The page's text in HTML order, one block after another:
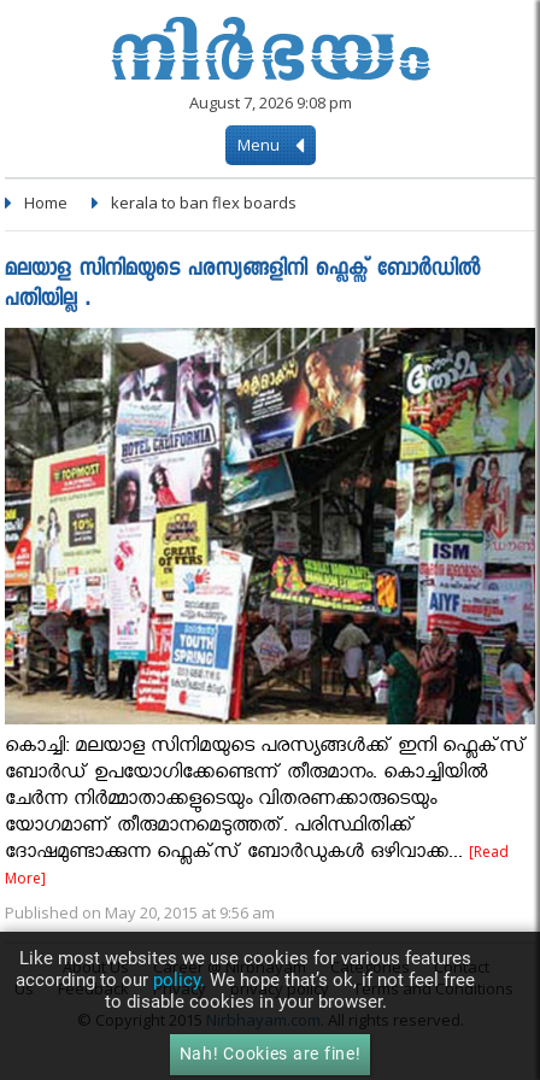
August 7, 2026 9:08 pm
Menu
Home kerala to ban flex boards
മലയാള സിനിമയുടെ പരസ്യങ്ങളിനി ഫ്ലെക്സ് ബോർഡിൽ
പതിയില്ല .
കൊച്ചി: മലയാള സിനിമയുടെ പരസ്യങ്ങള്‍ക്ക് ഇനി ഫ്ലെക്‌സ്
ബോര്‍ഡ് ഉപയോഗിക്കേണ്ടെന്ന് തീരുമാനം. കൊച്ചിയില്‍
ചേര്‍ന്ന നിര്‍മ്മാതാക്കളുടെയും വിതരണക്കാരുടെയും
യോഗമാണ് തീരുമാനമെടുത്തത്. പരിസ്ഥിതിക്ക്
ദോഷമുണ്ടാക്കുന്ന ഫ്ലെക്‌സ് ബോര്‍ഡുകള്‍ ഒഴിവാക്ക...[Read
More]
Published on May 20, 2015 at 9:56 am
About Us Career @ Nirbhayam Categories
Contact
Us
Feedback Privacy privacy policy
Terms and Conditions
© Copyright 2015 Nirbhayam.com. All rights reserved.
Like most websites we use cookies for various features
according to our policy. We hope that’s ok, if not feel free
to disable cookies in your browser.
Nah! Cookies are fine!